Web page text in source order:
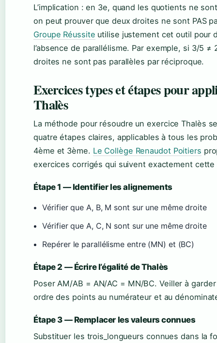
L’implication : en 3e, quand les quotients ne
on peut prouver que deux droites ne sont PAS
Groupe Réussite utilise justement cet outil pour
l’absence de parallélisme. Par exemple, si 3/5 ≠
droites ne sont pas parallèles par réciproque.
Exercices types et étapes pour
Thalès
La méthode pour résoudre un exercice Thalès
quatre étapes claires, applicables à tous les
4ème et 3ème. Le Collège Renaudot Poitiers
exercices corrigés qui suivent exactement cette
Étape 1 — Identifier les alignements
Vérifier que A, B, M sont sur une même droite
Vérifier que A, C, N sont sur une même droite
Repérer le parallélisme entre (MN) et (BC)
Étape 2 — Écrire l’égalité de Thalès
Poser AM/AB = AN/AC = MN/BC. Veiller à
ordre des points au numérateur et au
Étape 3 — Remplacer les valeurs connues
Substituer les trois_longueurs connues dans la